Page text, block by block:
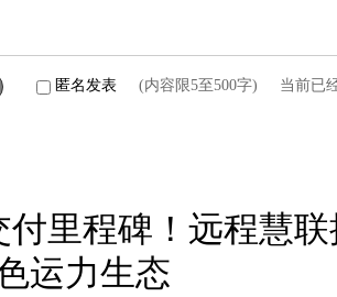
匿名发表 (内容限5至500字) 当前已
付里程碑！远程慧
运力生态